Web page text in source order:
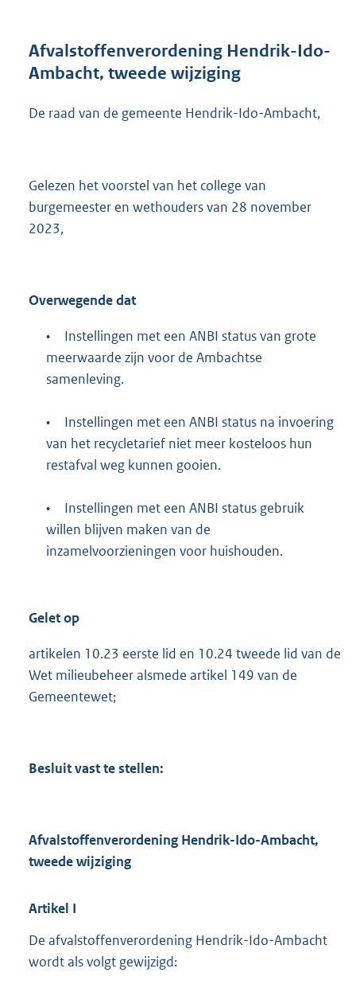
r
o
o
t
5
K
Afvalstoffenverordening Hendrik-Ido-
Ambacht, tweede wijziging
De raad van de gemeente Hendrik-Ido-Ambacht,
Gelezen het voorstel van het college van
burgemeester en wethouders van 28 november
2023,
Overwegende dat
•
Instellingen met een ANBI status van grote
meerwaarde zijn voor de Ambachtse
samenleving.
•
Instellingen met een ANBI status na invoering
van het recycletarief niet meer kosteloos hun
restafval weg kunnen gooien.
•
Instellingen met een ANBI status gebruik
willen blijven maken van de
inzamelvoorzieningen voor huishouden.
Gelet op
artikelen 10.23 eerste lid en 10.24 tweede lid van de
Wet milieubeheer alsmede artikel 149 van de
Gemeentewet;
Besluit vast te stellen:
Afvalstoffenverordening Hendrik-Ido-Ambacht,
tweede wijziging
Artikel I
De afvalstoffenverordening Hendrik-Ido-Ambacht
wordt als volgt gewijzigd: